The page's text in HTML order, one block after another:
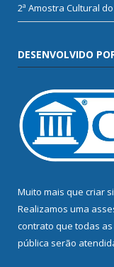
2ª Amostra Cultural
DESENVOLVIDO
Muito mais que criar
Realizamos uma
contrato que todas
pública serão